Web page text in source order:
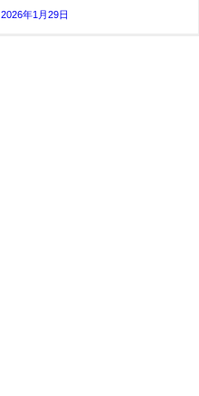
2026年1月29日